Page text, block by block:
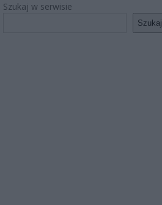
Szukaj w serwisie
Szukaj